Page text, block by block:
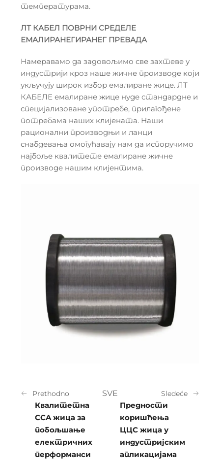
температурама.
ЛТ КАБЕЛ ПОВРНИ СРЕДЕЛЕ
ЕМАЛИРАНЕГИРАНЕГ ПРЕВАДА
Намеравамо да задовољимо све захтеве у
индустрији кроз наше жичне производе који
укључују широк избор емалиране жице. ЛТ
КАБЕЛЕ емалиране жице нуде стандардне и
специјализоване употребе, прилагођене
потребама наших клијената. Наши
рационални производњи и ланци
снабдевања омогућавају нам да испоручимо
најбоље квалитете емалиране жичне
производе нашим клијентима.
Prethodno
Квалитетна
CCA жица за
побољшање
електричних
перформанси
SVE Sledeće
Предности
коришћења
ЦЦС жица у
индустријским
апликацијама